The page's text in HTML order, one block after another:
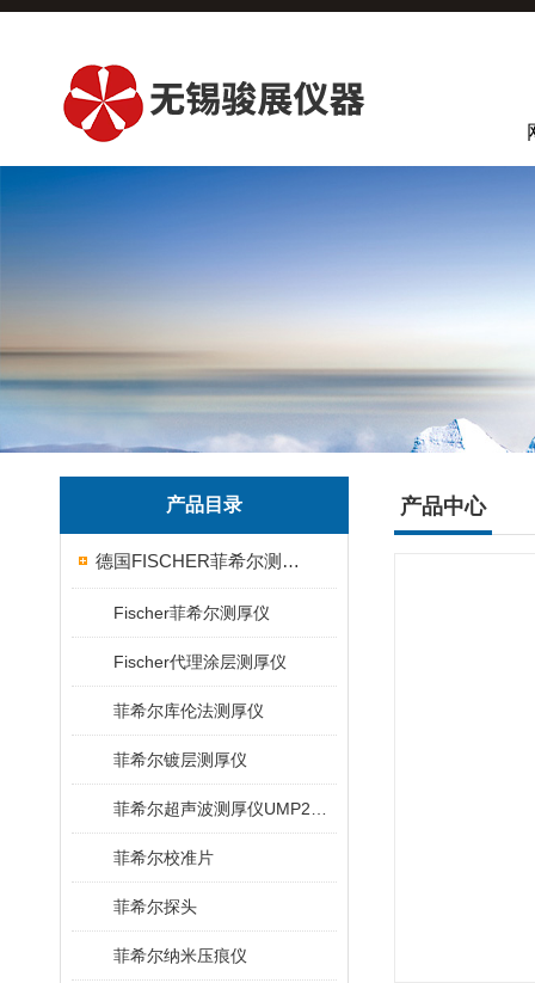
产品目录
德国FISCHER菲希尔测厚仪
Fischer菲希尔测厚仪
Fischer代理涂层测厚仪
菲希尔库伦法测厚仪
菲希尔镀层测厚仪
菲希尔校准片
菲希尔探头
菲希尔纳米压痕仪
产品中心